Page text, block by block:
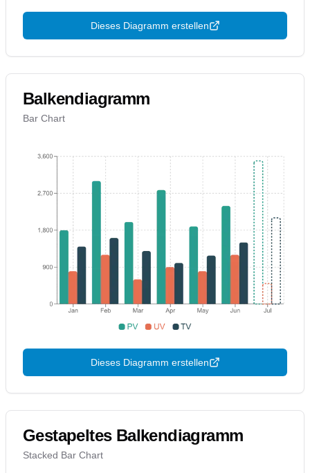
Dieses Diagramm erstellen
Balkendiagramm
Bar Chart
Dieses Diagramm erstellen
Gestapeltes Balkendiagramm
Stacked Bar Chart